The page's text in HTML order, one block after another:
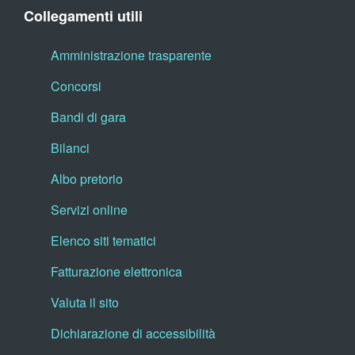
Collegamenti utili
Amministrazione trasparente
Concorsi
Bandi di gara
Bilanci
Albo pretorio
Servizi online
Elenco siti tematici
Fatturazione elettronica
Valuta il sito
Dichiarazione di accessibilità